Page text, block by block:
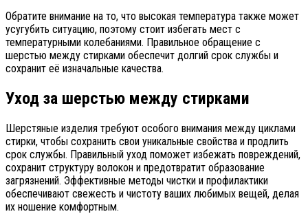
Обратите внимание на то, что высокая температура также может
усугубить ситуацию, поэтому стоит избегать мест с
температурными колебаниями. Правильное обращение с
шерстью между стирками обеспечит долгий срок службы и
сохранит её изначальные качества.
Уход за шерстью между стирками
Шерстяные изделия требуют особого внимания между циклами
стирки, чтобы сохранить свои уникальные свойства и продлить
срок службы. Правильный уход поможет избежать повреждений,
сохранит структуру волокон и предотвратит образование
загрязнений. Эффективные методы чистки и профилактики
обеспечивают свежесть и чистоту ваших любимых вещей, делая
их ношение комфортным.